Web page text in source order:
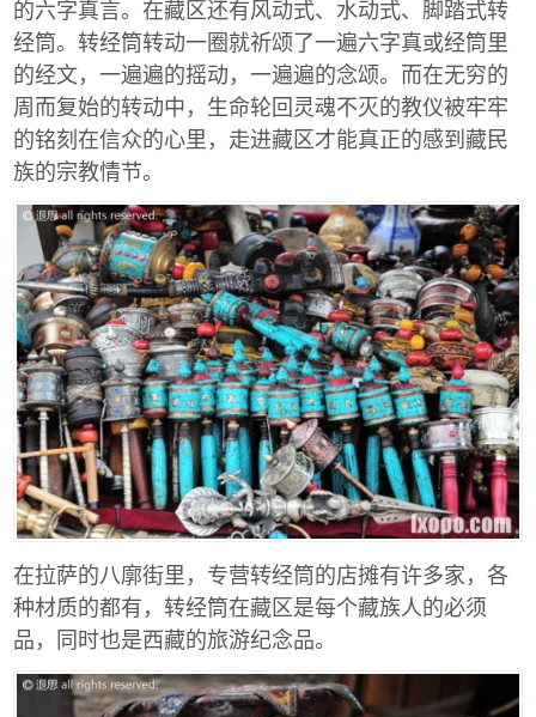
的六字真言。在藏区还有风动式、水动式、脚踏式转
经筒。转经筒转动一圈就祈颂了一遍六字真或经筒里
的经文，一遍遍的摇动，一遍遍的念颂。而在无穷的
周而复始的转动中，生命轮回灵魂不灭的教仪被牢牢
的铭刻在信众的心里，走进藏区才能真正的感到藏民
族的宗教情节。
在拉萨的八廓街里，专营转经筒的店摊有许多家，各
种材质的都有，转经筒在藏区是每个藏族人的必须
品，同时也是西藏的旅游纪念品。